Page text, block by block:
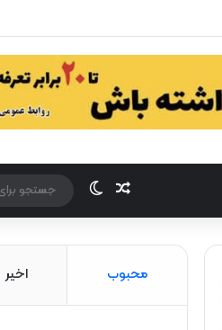
مقاله تصادفی
تغییر پوست
محبوب اخیر